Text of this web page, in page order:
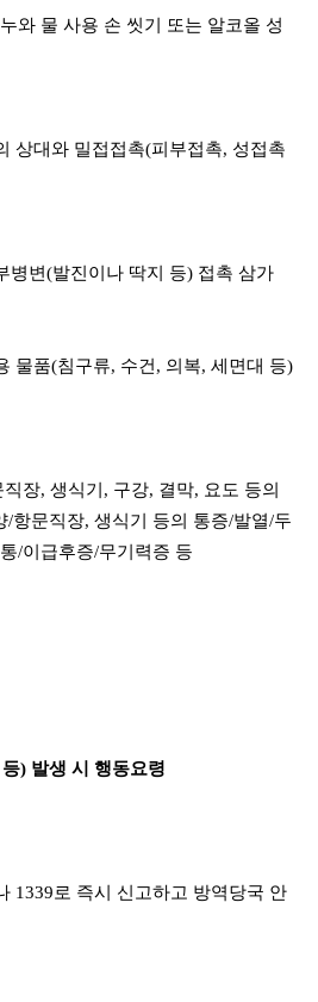
와 물 사용 손 씻기 또는 알코올 성
상대와 밀접접촉(피부접촉, 성접촉
병변(발진이나 딱지 등) 접촉 삼가
물품(침구류, 수건, 의복, 세면대 등)
장, 생식기, 구강, 결막, 요도 등의
/항문직장, 생식기 등의 통증/발열/두
/이급후증/무기력증 등
) 발생 시 행동요령
1339로 즉시 신고하고 방역당국 안